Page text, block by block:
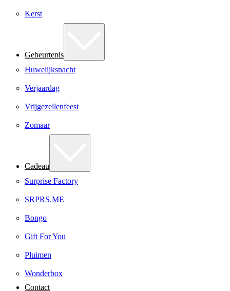
Kerst
Gebeurtenis
Huwelijksnacht
Verjaardag
Vrijgezellenfeest
Zomaar
Cadeau
Surprise Factory
SRPRS.ME
Bongo
Gift For You
Pluimen
Wonderbox
Contact